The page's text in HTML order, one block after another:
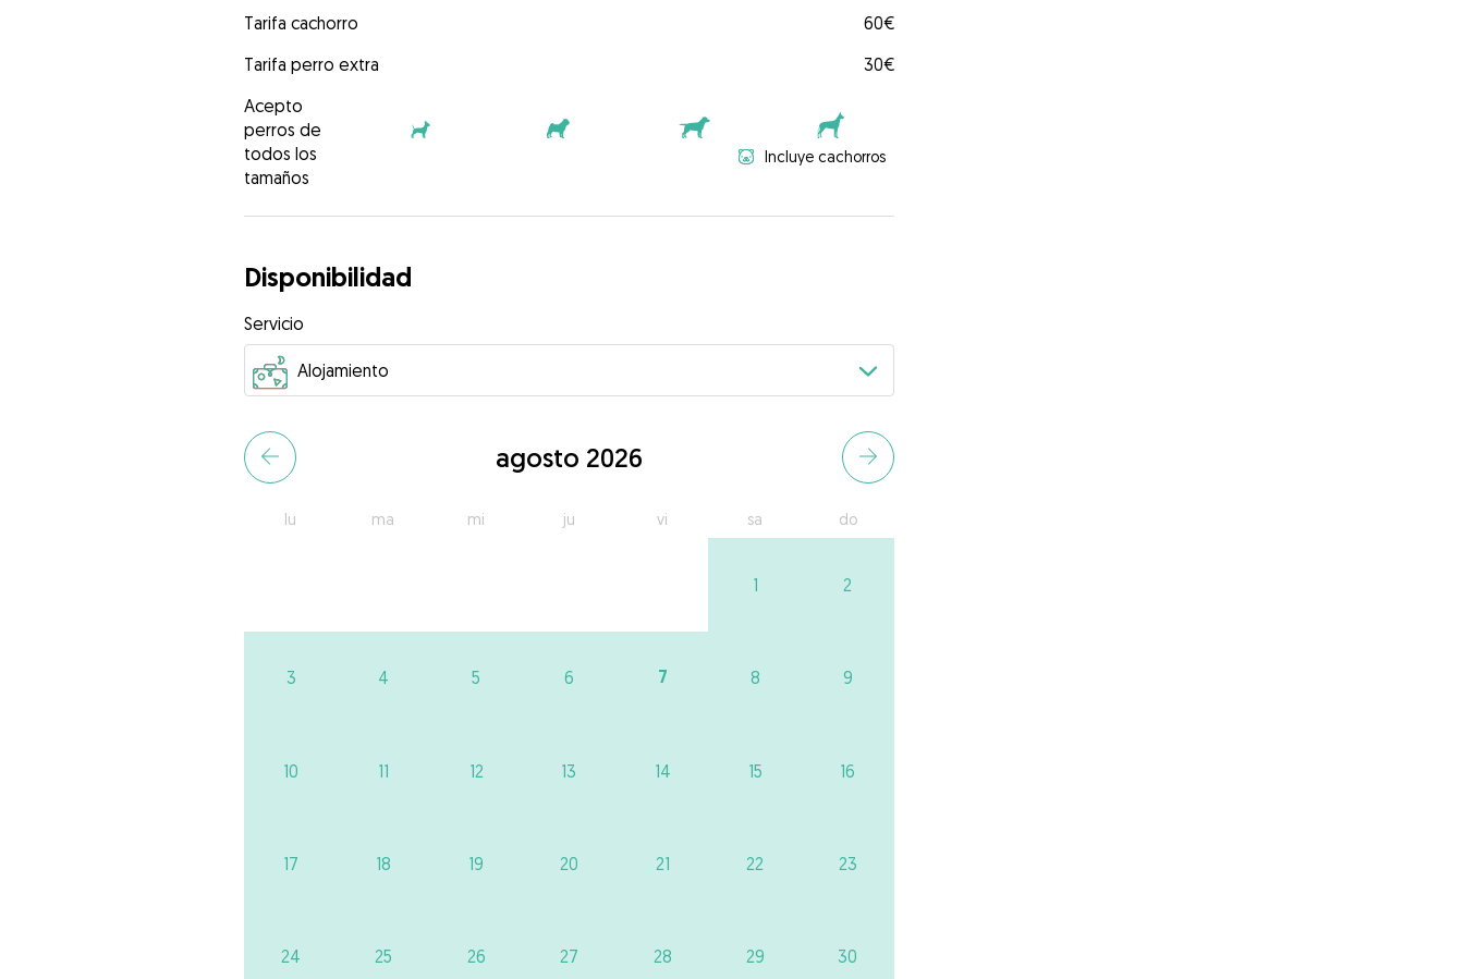
Tarifa cachorro
60€
Tarifa perro extra
30€
Acepto
perros de
todos los
tamaños
Incluye cachorros
Disponibilidad
Servicio
agosto 2026
lu ma mi ju vi sa do
1 2
3 4 5 6 7 8 9
10 11 12 13 14 15 16
17 18 19 20 21 22 23
24 25 26 27 28 29 30